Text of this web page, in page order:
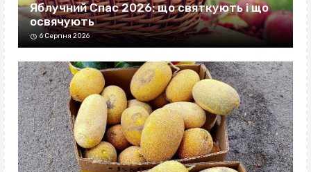
Яблучний Спас 2026: що святкують і що
освячують
6 Серпня 2026